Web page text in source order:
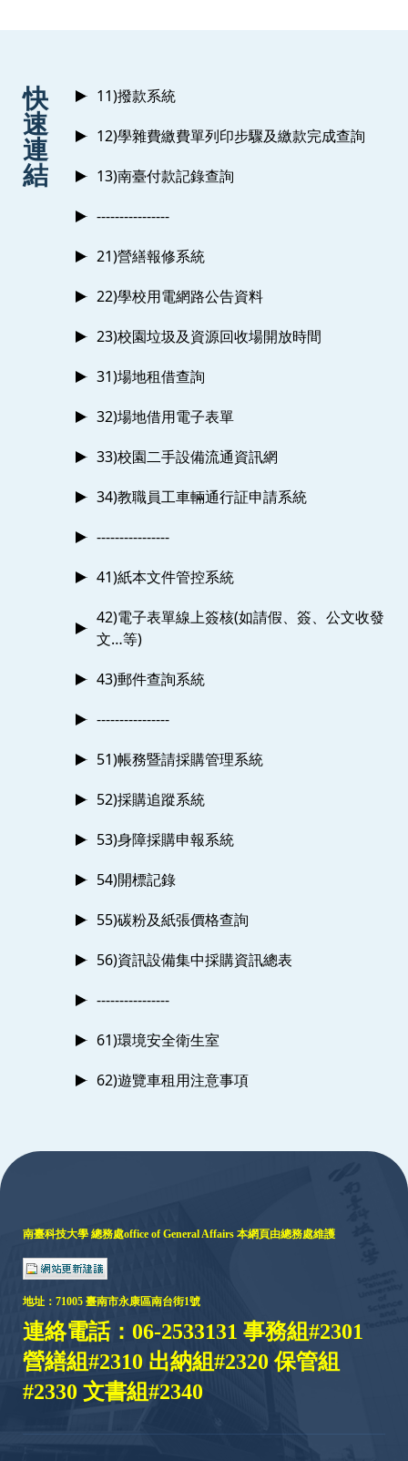
快
速
連
結
11)撥款系統
12)學雜費繳費單列印步驟及繳款完成查詢
13)南臺付款記錄查詢
----------------
21)營繕報修系統
22)學校用電網路公告資料
23)校園垃圾及資源回收場開放時間
31)場地租借查詢
32)場地借用電子表單
33)校園二手設備流通資訊網
34)教職員工車輛通行証申請系統
----------------
41)紙本文件管控系統
42)電子表單線上簽核(如請假、簽、公文收發
文…等)
43)郵件查詢系統
----------------
51)帳務暨請採購管理系統
52)採購追蹤系統
53)身障採購申報系統
54)開標記錄
55)碳粉及紙張價格查詢
56)資訊設備集中採購資訊總表
----------------
61)環境安全衛生室
62)遊覽車租用注意事項
南臺科技大學 總務處office of General Affairs 本網頁由總務處維護
地址： 71005 臺南市永康區南台街1號
連絡電話：06-2533131 事務組#2301
營繕組#2310 出納組#2320 保管組
#2330 文書組#2340